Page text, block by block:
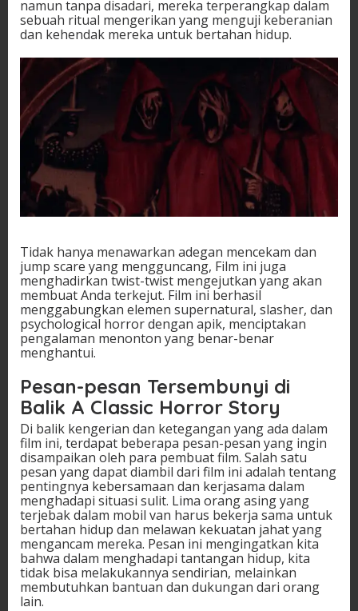
namun tanpa disadari, mereka terperangkap dalam
sebuah ritual mengerikan yang menguji keberanian
dan kehendak mereka untuk bertahan hidup.
Tidak hanya menawarkan adegan mencekam dan
jump scare yang mengguncang, Film ini juga
menghadirkan twist-twist mengejutkan yang akan
membuat Anda terkejut. Film ini berhasil
menggabungkan elemen supernatural, slasher, dan
psychological horror dengan apik, menciptakan
pengalaman menonton yang benar-benar
menghantui.
Pesan-pesan Tersembunyi di
Balik A Classic Horror Story
Di balik kengerian dan ketegangan yang ada dalam
film ini, terdapat beberapa pesan-pesan yang ingin
disampaikan oleh para pembuat film. Salah satu
pesan yang dapat diambil dari film ini adalah tentang
pentingnya kebersamaan dan kerjasama dalam
menghadapi situasi sulit. Lima orang asing yang
terjebak dalam mobil van harus bekerja sama untuk
bertahan hidup dan melawan kekuatan jahat yang
mengancam mereka. Pesan ini mengingatkan kita
bahwa dalam menghadapi tantangan hidup, kita
tidak bisa melakukannya sendirian, melainkan
membutuhkan bantuan dan dukungan dari orang
lain.